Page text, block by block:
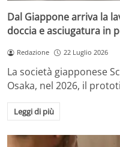
Dal Giappone arriva la
doccia e asciugatura in
Redazione 22 Luglio 2026
La società giapponese
Osaka, nel 2026, il
Leggi di più